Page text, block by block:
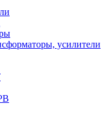
усилители